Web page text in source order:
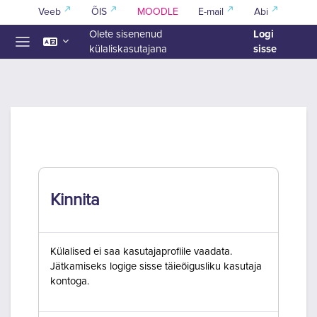
Jäta vahele peasisuni
Veeb ÕIS MOODLE E-mail Abi
Olete sisenenud
külaliskasutajana
Logi
sisse
Kinnita
Külalised ei saa kasutajaprofiile vaadata.
Jätkamiseks logige sisse täieõigusliku kasutaja
kontoga.